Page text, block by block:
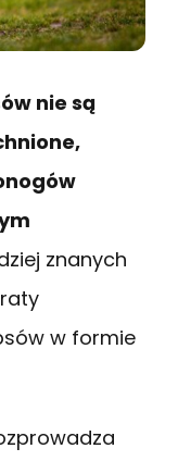
nie są
znanych
w formie